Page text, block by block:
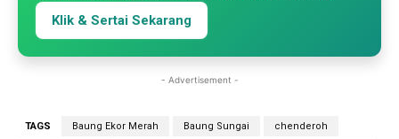
Klik & Sertai Sekarang
- Advertisement -
TAGS Baung Ekor Merah Baung Sungai chenderoh